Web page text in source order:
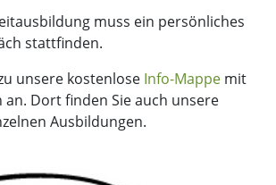
muss ein persönliches
stattfinden.
unsere kostenlose Info-Mappe mit
Dort finden Sie auch unsere
Ausbildungen.